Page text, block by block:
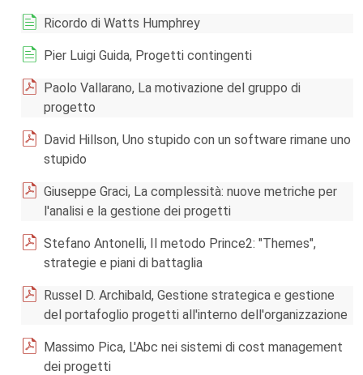
Ricordo di Watts Humphrey
Pier Luigi Guida, Progetti contingenti
Paolo Vallarano, La motivazione del gruppo di
progetto
David Hillson, Uno stupido con un software rimane uno
stupido
Giuseppe Graci, La complessità: nuove metriche per
l'analisi e la gestione dei progetti
Stefano Antonelli, Il metodo Prince2: "Themes",
strategie e piani di battaglia
Russel D. Archibald, Gestione strategica e gestione
del portafoglio progetti all'interno dell'organizzazione
Massimo Pica, L'Abc nei sistemi di cost management
dei progetti